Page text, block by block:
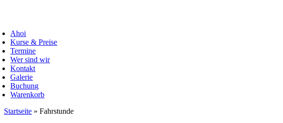
Ahoi
Kurse & Preise
Termine
Wer sind wir
Kontakt
Galerie
Buchung
Warenkorb
Startseite » Fahrstunde